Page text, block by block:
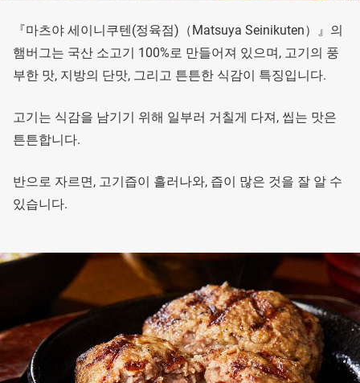
『마츠야 세이니쿠텐(정육점)（Matsuya Seinikuten）』의
햄버그는 국산 소고기 100%로 만들어져 있으며, 고기의 풍
부한 맛, 지방의 단맛, 그리고 튼튼한 식감이 특징입니다.
고기는 식감을 남기기 위해 일부러 거칠게 다져, 씹는 맛은
튼튼합니다.
반으로 자르면, 고기즙이 흘러나와, 즙이 많은 것을 잘 알 수
있습니다.